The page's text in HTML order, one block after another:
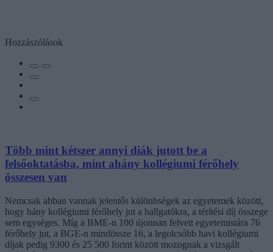
Hozzászólások
Több mint kétszer annyi diák jutott be a
felsőoktatásba, mint ahány kollégiumi férőhely
összesen van
Nemcsak abban vannak jelentős különbségek az egyetemek között,
hogy hány kollégiumi férőhely jut a hallgatókra, a térítési díj összege
sem egységes. Míg a BME-n 100 újonnan felvett egyetemistára 76
férőhely jut, a BGE-n mindössze 16, a legolcsóbb havi kollégiumi
díjak pedig 9300 és 25 500 forint között mozognak a vizsgált